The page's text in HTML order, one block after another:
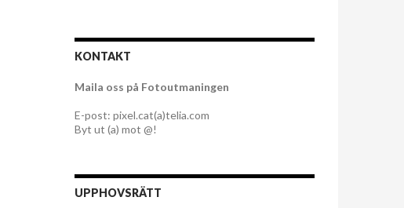
KONTAKT
Maila oss på Fotoutmaningen
E-post: pixel.cat(a)telia.com
Byt ut (a) mot @!
UPPHOVSRÄTT